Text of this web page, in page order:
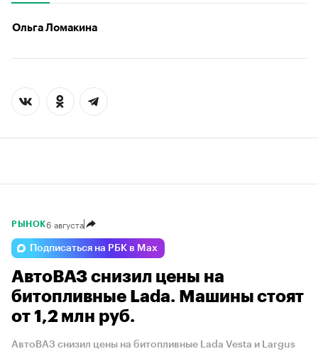
Ольга Ломакина
РЫНОК6 августа
Подписаться на РБК в Max
АвтоВАЗ снизил цены на
битопливные Lada. Машины стоят
от 1,2 млн руб.
АвтоВАЗ снизил цены на битопливные Lada Vesta и Largus